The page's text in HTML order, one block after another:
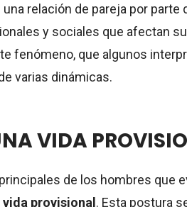
relación de pareja por
y sociales que afectan
fenómeno, que algunos
varias dinámicas.
VIDA
de los hombres que
provisional . Esta postura